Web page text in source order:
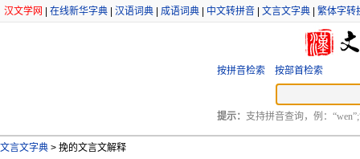
汉文学网 在线新华字典 汉语词典 成语词典 中文转拼音 文言文字典 繁体字转
按拼音检索 按部首检索
提示： 支持拼音查询，例：
文言文字典 > 挽的文言文解释